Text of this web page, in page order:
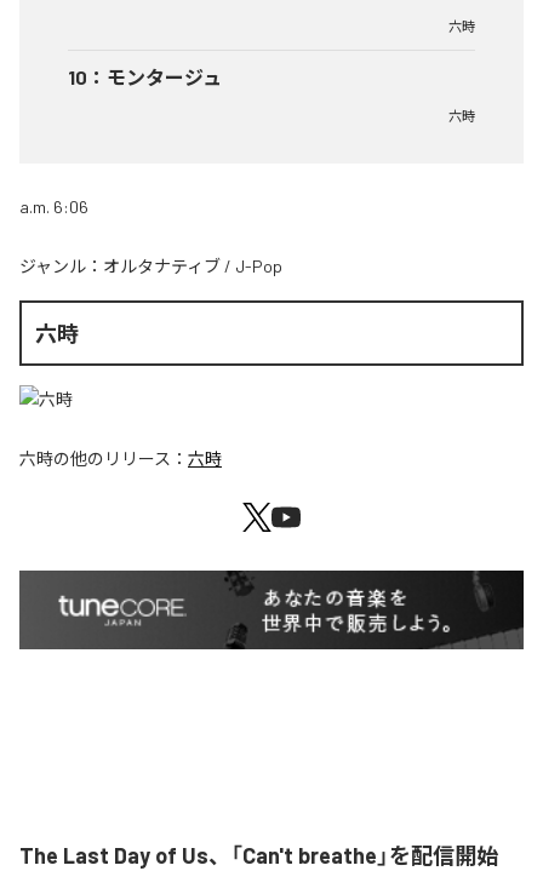
六時
10 ： モンタージュ
六時
a.m. 6:06
ジャンル： オルタナティブ / J-Pop
六時
六時の他のリリース： 六時
The Last Day of Us、「Can't breathe」を配信開始